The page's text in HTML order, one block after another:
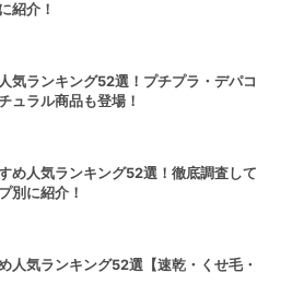
紹介！
気ランキング52選！プチプラ・デパコ
ュラル商品も登場！
め人気ランキング52選！徹底調査して
別に紹介！
人気ランキング52選【速乾・くせ毛・